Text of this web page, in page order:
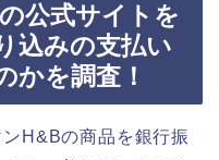
公式サイトを
込みの支払い
かを調査！
H&Bの商品を銀行振